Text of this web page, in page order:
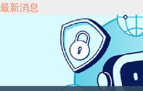
最新消息